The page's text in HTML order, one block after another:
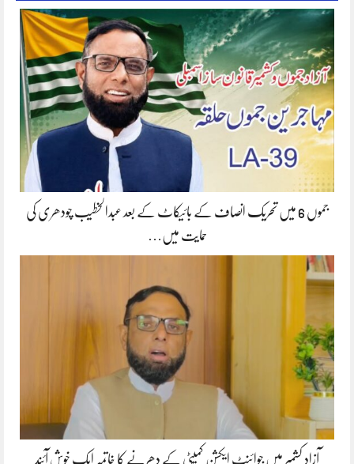
جموں 6 میں تحریک انصاف کے بائیکاٹ کے بعد عبدالخطیب چودھری کی
حمایت میں…
آزاد کشمیر میں جوائنٹ ایکشن کمیٹی کے دھرنے کا خاتمہ ایک خوش آئند